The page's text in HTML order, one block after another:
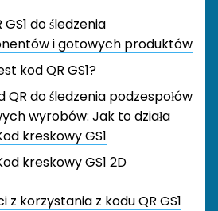
GS1 do śledzenia
i gotowych produktów
kod QR GS1?
QR do śledzenia podzespołów
wyrobów: Jak to działa
kreskowy GS1
kreskowy GS1 2D
z korzystania z kodu QR GS1